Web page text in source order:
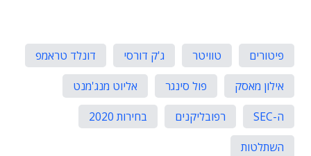
פיטורים טוויטר ג'ק דורסי
דונלד טראמפ
אילון מאסק
פול סינגר
אליוט מנג'מנט
ה-SEC
רפובליקנים
בחירות 2020
השתלטות